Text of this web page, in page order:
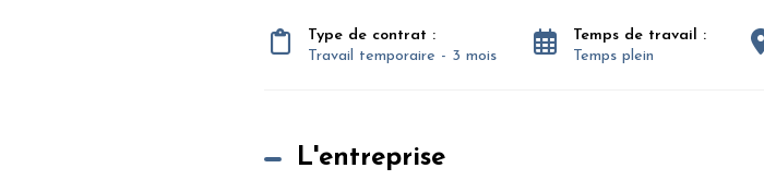
Type de contrat :
Travail temporaire - 3 mois
Temps de travail :
Temps plein
L'entreprise